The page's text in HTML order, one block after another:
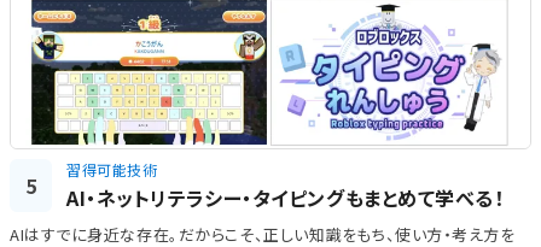
5
習得可能技術
AI・ネットリテラシー・タイピングもまとめて学べる！
AIはすでに身近な存在。だからこそ、正しい知識をもち、使い方・考え方を